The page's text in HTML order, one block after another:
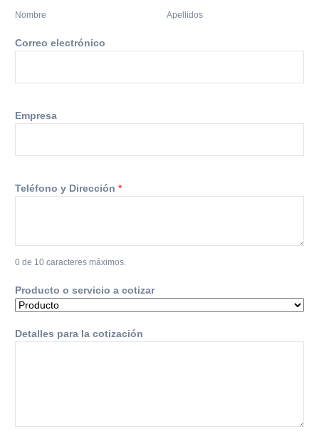
i
i
a
o
Nombre Apellidos
Correo electrónico
Empresa
Teléfono y Dirección *
0 de 10 caracteres máximos.
Producto o servicio a cotizar
Detalles para la cotización